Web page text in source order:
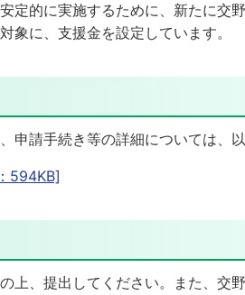
定的に実施するために、新たに交
象に、支援金を設定しています。
申請手続き等の詳細については、
594KB]
上、提出してください。また、交